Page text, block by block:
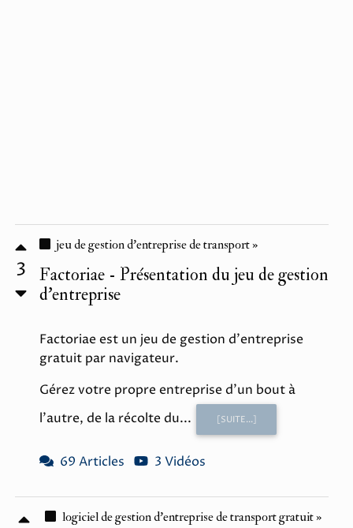
3
jeu de gestion d'entreprise de transport »
Factoriae - Présentation du jeu de gestion
d'entreprise
Factoriae est un jeu de gestion d'entreprise
gratuit par navigateur.
Gérez votre propre entreprise d'un bout à
l'autre, de la récolte du...
[SUITE...]
69 Articles 3 Vidéos
logiciel de gestion d'entreprise de transport gratuit »